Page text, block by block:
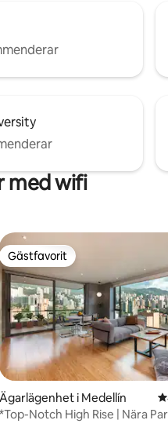
med wifi
betyg, 179
Gästfavorit
Gästfavorit
Ägarlägenhet i Medellín
*Top-Notch High Rise | Nära